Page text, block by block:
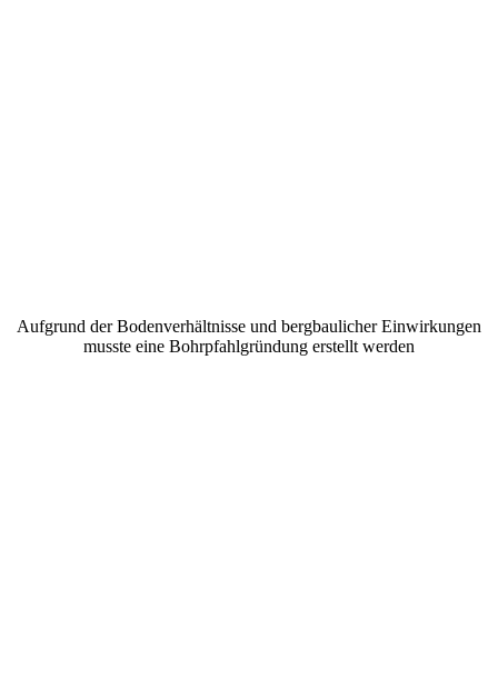
Aufgrund der Bodenverhältnisse und bergbaulicher Einwirkungen
musste eine Bohrpfahlgründung erstellt werden